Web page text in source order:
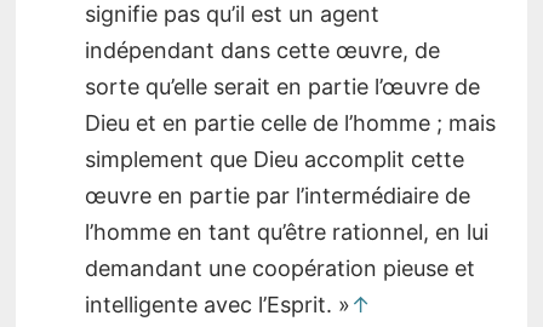
signifie pas qu’il est un agent
indépendant dans cette œuvre, de
sorte qu’elle serait en partie l’œuvre de
Dieu et en partie celle de l’homme ; mais
simplement que Dieu accomplit cette
œuvre en partie par l’intermédiaire de
l’homme en tant qu’être rationnel, en lui
demandant une coopération pieuse et
intelligente avec l’Esprit. »↑